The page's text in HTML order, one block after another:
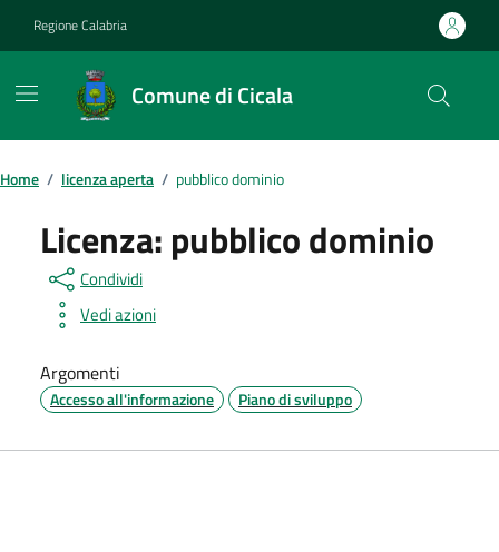
Regione Calabria
Comune di Cicala
Home / licenza aperta / pubblico dominio
Licenza: pubblico dominio
Condividi
Vedi azioni
Argomenti
Accesso all'informazione Piano di sviluppo